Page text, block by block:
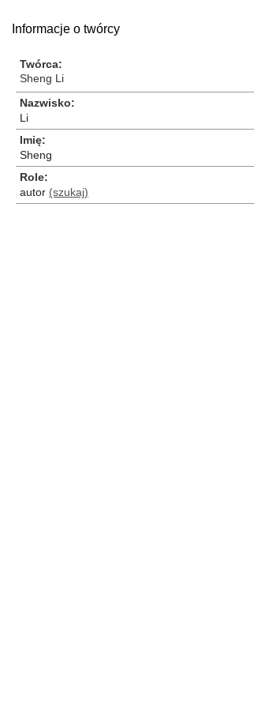
Informacje o twórcy
Twórca
Sheng Li
Nazwisko
Li
Imię
Sheng
Role
autor (szukaj)